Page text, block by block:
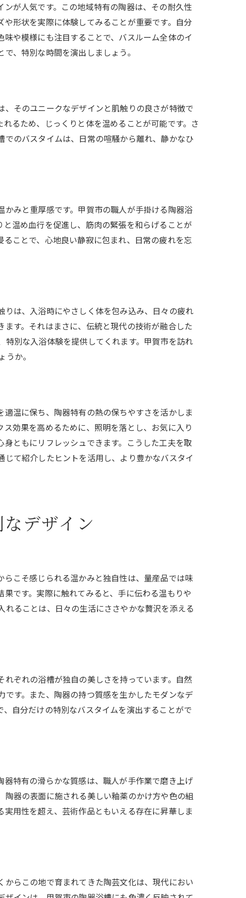
ポット
が人気です。この地域特有の陶器は、その耐久性
形状を実際に体験してみることが重要です。自分
や模様にも注目することで、バスルーム全体のイ
、特別な時間を演出しましょう。
そのユニークなデザインと肌触りの良さが特徴で
るため、じっくりと体を温めることが可能です。さ
のバスタイムは、日常の喧騒から離れ、静かなひ
みと重厚感です。甲賀市の職人が手掛ける陶器浴
温め血行を促進し、筋肉の緊張を和らげることが
ことで、心地良い静寂に包まれ、日常の疲れを忘
は、入浴時にやさしく体を包み込み、日々の疲れ
す。それはまさに、伝統と現代の技術が融合した
別な入浴体験を提供してくれます。甲賀市を訪れ
か。
温に保ち、陶器特有の熱の保ちやすさを活かしま
効果を高めるために、照明を落とし、お気に入り
ともにリフレッシュできます。こうした工夫を取
て紹介したヒントを活用し、より豊かなバスタイ
デザイン
こそ感じられる温かみと独自性は、量産品では味
です。実際に触れてみると、手に伝わる温もりや
ることは、日々の生活にささやかな贅沢を添える
ぞれの浴槽が独自の美しさを持っています。自然
す。また、陶器の持つ質感を生かしたモダンなデ
自分だけの特別なバスタイムを演出することがで
特有の滑らかな質感は、職人が手作業で磨き上げ
器の表面に施される美しい釉薬のかけ方や色の組
用性を超え、芸術作品ともいえる存在に昇華しま
らこの地で育まれてきた陶芸文化は、現代におい